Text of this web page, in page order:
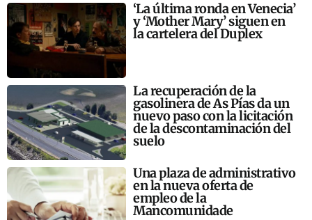
‘La última ronda en Venecia’
y ‘Mother Mary’ siguen en
la cartelera del Duplex
La recuperación de la
gasolinera de As Pías da un
nuevo paso con la licitación
de la descontaminación del
suelo
Una plaza de administrativo
en la nueva oferta de
empleo de la
Mancomunidade